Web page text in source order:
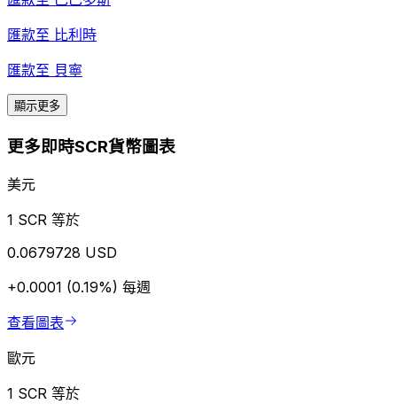
匯款至 比利時
匯款至 貝寧
顯示更多
更多即時SCR貨幣圖表
美元
1 SCR 等於
0.0679728 USD
+0.0001 (0.19%) 每週
查看圖表
歐元
1 SCR 等於